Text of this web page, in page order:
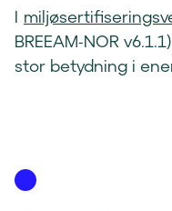
I
BREEAM-NOR
stor betydning i